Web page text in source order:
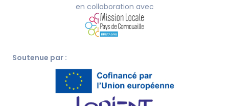
en collaboration avec
Soutenue par :